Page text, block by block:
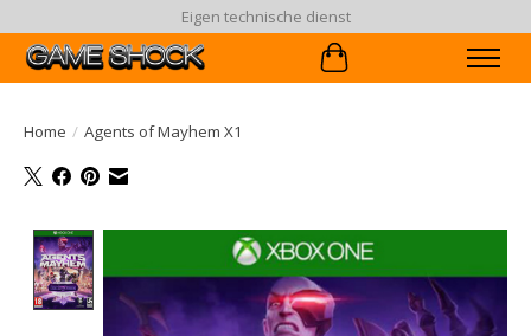
Eigen technische dienst
Winkelwagen
Home / Agents of Mayhem X1
Product image slideshow Items